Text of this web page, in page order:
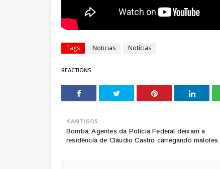
Tags Noticias Notícias
REACTIONS
ANTIGOS
Bomba: Agentes da Polícia Federal deixam a
residência de Cláudio Castro carregando malotes.